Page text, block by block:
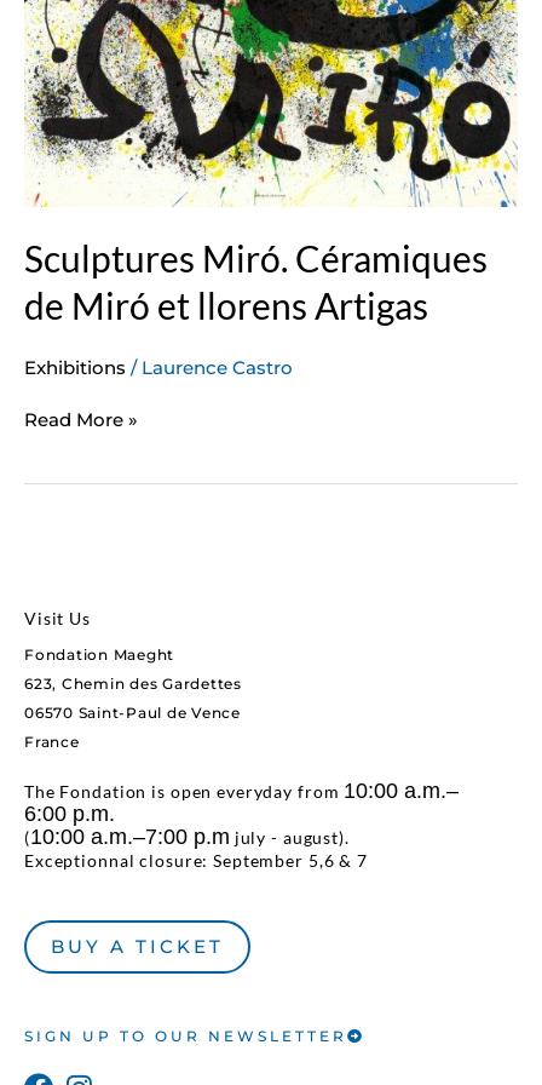
Sculptures Miró. Céramiques
de Miró et llorens Artigas
Exhibitions / Laurence Castro
Read More »
Visit Us
Fondation Maeght
623, Chemin des Gardettes
06570 Saint-Paul de Vence
France
The Fondation is open everyday from 10:00 a.m.–
6:00 p.m.
(10:00 a.m.–7:00 p.m july - august).
Exceptionnal closure: September 5,6 & 7
BUY A TICKET
SIGN UP TO OUR NEWSLETTER